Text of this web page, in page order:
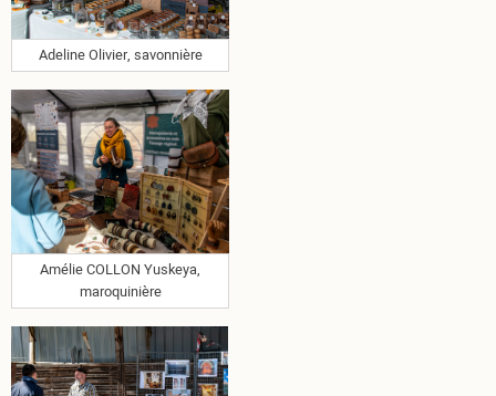
Adeline Olivier, savonnière
Amélie COLLON Yuskeya,
maroquinière